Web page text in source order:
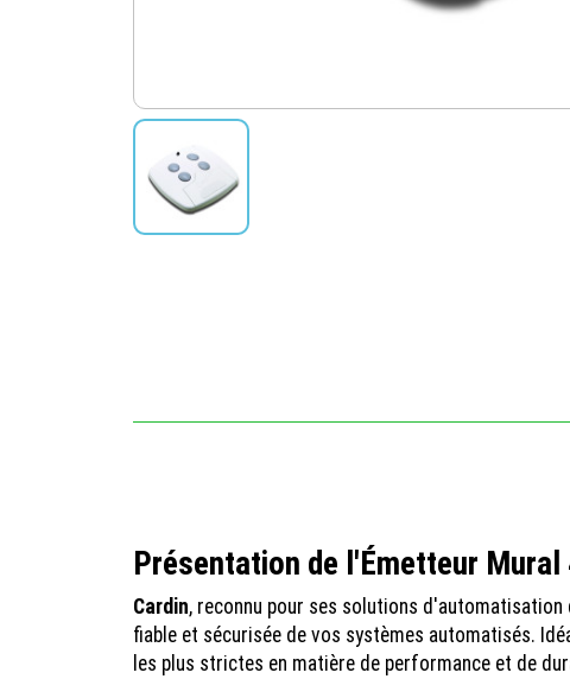
Présentation de l'Émetteur Mural
Cardin, reconnu pour ses solutions d'automatisation
fiable et sécurisée de vos systèmes automatisés.
les plus strictes en matière de performance et de